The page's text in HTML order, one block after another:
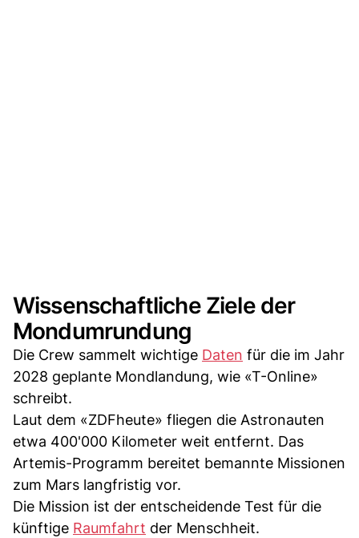
Wissenschaftliche Ziele der
Mondumrundung
Die Crew sammelt wichtige Daten für die im Jahr
2028 geplante Mondlandung, wie «T-Online»
schreibt.
Laut dem «ZDFheute» fliegen die Astronauten
etwa 400'000 Kilometer weit entfernt. Das
Artemis-Programm bereitet bemannte Missionen
zum Mars langfristig vor.
Die Mission ist der entscheidende Test für die
künftige Raumfahrt der Menschheit.